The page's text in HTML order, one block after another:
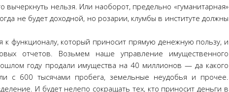
вычеркнуть нельзя. Или наоборот, предельно «гуманитарная»
не будет доходной, но розарии, клумбы в институте должны
к функционалу, который приносит прямую денежную пользу, и
отчетов. Возьмем наше управление имущественного
году продали имущества на 40 миллионов — да какого
с 600 тысячами пробега, земельные неудобья и прочее.
И будет нелепо сокращать тех, кто приносит деньги в